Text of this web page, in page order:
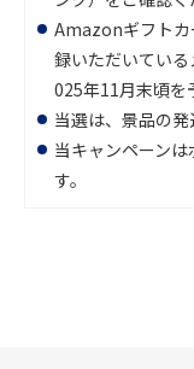
Amazonギフト
録いただいてい
025年11月末頃を
当選は、景品の発
当キャンペーン
す。